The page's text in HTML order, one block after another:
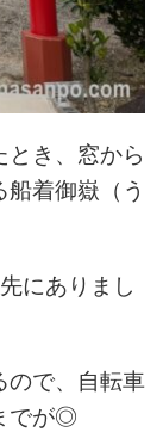
とき、窓から
着御嶽（う
にありまし
ので、自転車
でが◎